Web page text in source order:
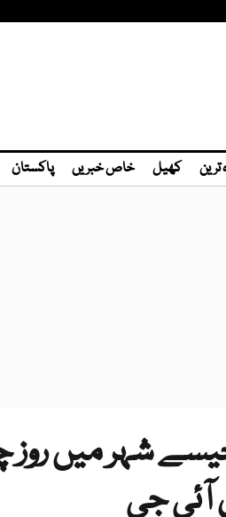
ترین کھیل خاص خبریں پاکستان
شہر میں روز
آئی جی